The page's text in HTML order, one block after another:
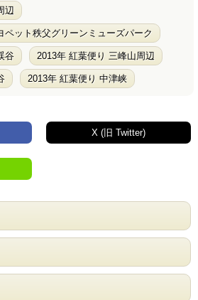
辺
ペット秩父グリーンミューズパーク
谷 2013年 紅葉便り 三峰山周辺
2013年 紅葉便り 中津峡
X (旧 Twitter)